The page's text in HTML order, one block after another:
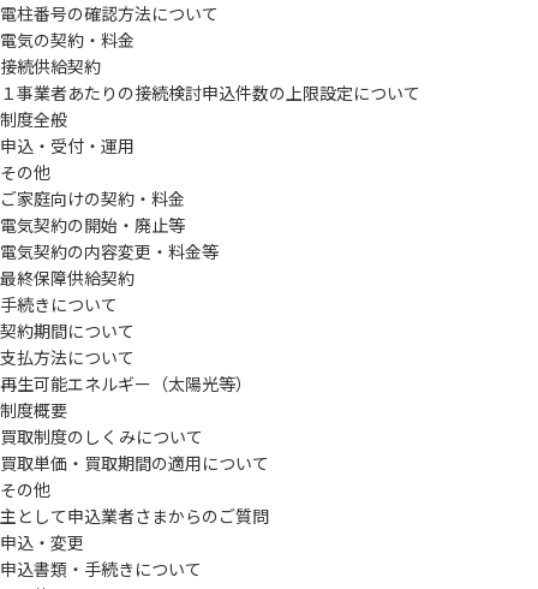
電柱番号の確認方法について
電気の契約・料金
接続供給契約
１事業者あたりの接続検討申込件数の上限設定について
制度全般
申込・受付・運用
その他
ご家庭向けの契約・料金
電気契約の開始・廃止等
電気契約の内容変更・料金等
最終保障供給契約
手続きについて
契約期間について
支払方法について
再生可能エネルギー（太陽光等）
制度概要
買取制度のしくみについて
買取単価・買取期間の適用について
その他
主として申込業者さまからのご質問
申込・変更
申込書類・手続きについて